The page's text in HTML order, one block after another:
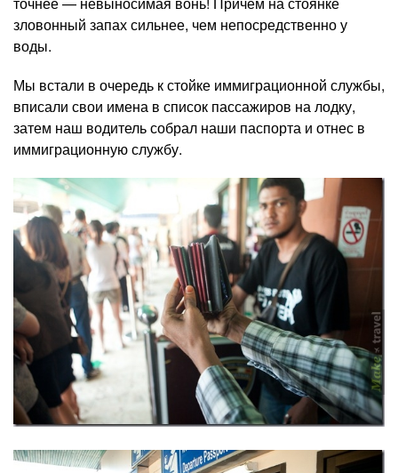
зловонный запах сильнее, чем непосредственно у
воды.
Мы встали в очередь к стойке иммиграционной службы,
вписали свои имена в список пассажиров на лодку,
затем наш водитель собрал наши паспорта и отнес в
иммиграционную службу.